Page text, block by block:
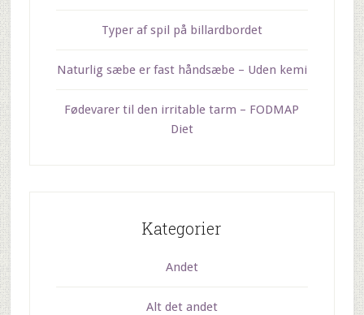
Typer af spil på billardbordet
Naturlig sæbe er fast håndsæbe – Uden kemi
Fødevarer til den irritable tarm – FODMAP
Diet
Kategorier
Andet
Alt det andet